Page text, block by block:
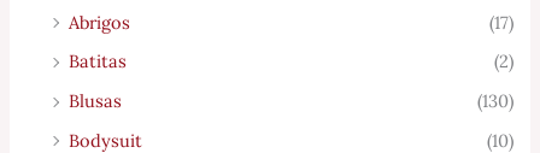
Abrigos
(17)
Batitas
(2)
Blusas
(130)
Bodysuit
(10)